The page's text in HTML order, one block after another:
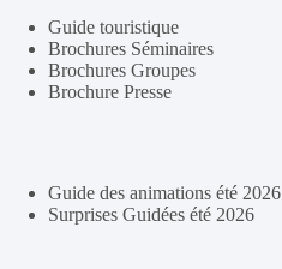
Guide touristique
Brochures Séminaires
Brochures Groupes
Brochure Presse
Guide des animations été 2026
Surprises Guidées été 2026